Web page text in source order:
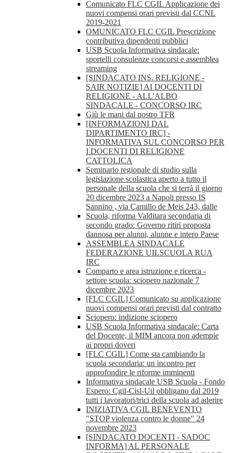
Comunicato FLC CGIL Applicazione dei
nuovi compensi orari previsti dal CCNL
2019-2021
OMUNICATO FLC CGIL Prescrizione
contributiva dipendenti pubblici
USB Scuola Informativa sindacale:
sportelli consulenze concorsi e assemblea
streaming
[SINDACATO INS. RELIGIONE -
SAIR NOTIZIE] AI DOCENTI DI
RELIGIONE - ALL'ALBO
SINDACALE - CONCORSO IRC
Giù le mani dal nostro TFR
[INFORMAZIONI DAL
DIPARTIMENTO IRC] -
INFORMATIVA SUL CONCORSO PER
I DOCENTI DI RELIGIONE
CATTOLICA
Seminario regionale di studio sulla
legislazione scolastica aperto a tutto il
personale della scuola che si terrà il giorno
20 dicembre 2023 a Napoli presso IS
Sannino , via Camillo de Meis 243, dalle
Scuola, riforma Valditara secondaria di
secondo grado: Governo ritiri proposta
dannosa per alunni, alunne e intero Paese
ASSEMBLEA SINDACALE
FEDERAZIONE UILSCUOLA RUA
IRC
Comparto e area istruzione e ricerca -
settore scuola: sciopero nazionale 7
dicembre 2023
[FLC CGIL] Comunicato su applicazione
nuovi compensi orari previsti dal contratto
Sciopero: indizione sciopero
USB Scuola Informativa sindacale: Carta
del Docente, il MIM ancora non adempie
ai propri doveri
[FLC CGIL] Come sta cambiando la
scuola secondaria: un incontro per
approfondire le riforme imminenti
Informativa sindacale USB Scuola - Fondo
Espero: Cgil-Cisl-Uil obbligano dal 2019
tutti i lavoratori/trici della scuola ad aderire
INIZIATIVA CGIL BENEVENTO
"STOP violenza contro le donne" 24
novembre 2023
[SINDACATO DOCENTI - SADOC
INFORMA] AL PERSONALE